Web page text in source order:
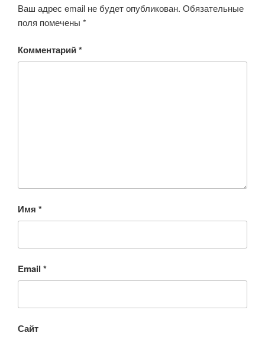
ki
Ваш адрес email не будет опубликован. Обязательные
поля помечены *
Комментарий*
Имя *
Email *
Сайт